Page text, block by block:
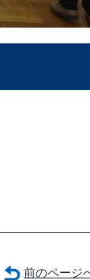
前のページ